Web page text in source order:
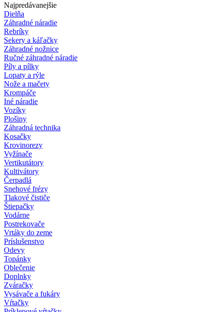
Najpredávanejšie
Dielňa
Záhradné náradie
Rebríky
Sekery a káľačky
Záhradné nožnice
Ručné záhradné náradie
Píly a pílky
Lopaty a rýle
Nože a mačety
Krompáče
Iné náradie
Vozíky
Plošiny
Záhradná technika
Kosačky
Krovinorezy
Vyžínače
Vertikutátory
Kultivátory
Čerpadlá
Snehové frézy
Tlakové čističe
Štiepačky
Vodárne
Postrekovače
Vrtáky do zeme
Príslušenstvo
Odevy
Topánky
Oblečenie
Doplnky
Zváračky
Vysávače a fukáry
Vŕtačky